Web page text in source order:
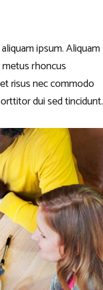
ipsum. Aliquam
rhoncus
risus nec commodo
dui sed tincidunt.